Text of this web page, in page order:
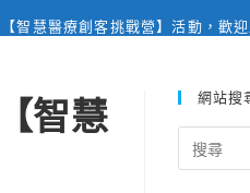
智慧醫療創客挑戰營】活動，歡
智慧
網站搜
for: